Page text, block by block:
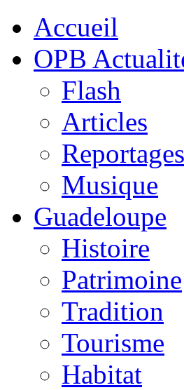
Accueil
OPB
Flash
Articles
Reportages
Musique
Guadeloupe
Histoire
Patrimoine
Tradition
Tourisme
Habitat